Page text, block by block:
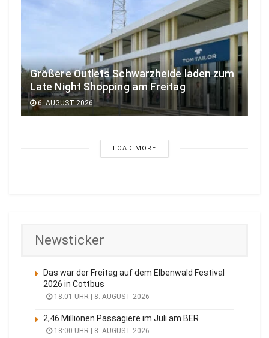
Größere Outlets Schwarzheide laden zum
Late Night Shopping am Freitag
6. AUGUST 2026
LOAD MORE
Newsticker
Das war der Freitag auf dem Elbenwald Festival
2026 in Cottbus
18:01 UHR | 8. AUGUST 2026
2,46 Millionen Passagiere im Juli am BER
18:00 UHR | 8. AUGUST 2026